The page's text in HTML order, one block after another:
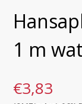
1 m
€3,83